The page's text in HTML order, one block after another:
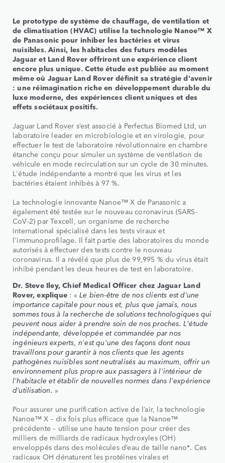
Le prototype de système de chauffage, de ventilation et
de climatisation (HVAC) utilise la technologie Nanoe™ X
de Panasonic pour inhiber les bactéries et virus
nuisibles. Ainsi, les habitacles des futurs modèles
Jaguar et Land Rover offriront une expérience client
encore plus unique. Cette étude est publiée au moment
même où Jaguar Land Rover définit sa stratégie d'avenir
: une réimagination riche en développement durable du
luxe moderne, des expériences client uniques et des
effets sociétaux positifs.
Jaguar Land Rover s’est associé à Perfectus Biomed Ltd, un
laboratoire leader en microbiologie et en virologie, pour
effectuer le test de laboratoire révolutionnaire en chambre
étanche conçu pour simuler un système de ventilation de
véhicule en mode recirculation sur un cycle de 30 minutes.
L'étude indépendante a montré que les virus et les
bactéries étaient inhibés à 97 %.
La technologie innovante Nanoe™ X de Panasonic a
également été testée sur le nouveau coronavirus (SARS-
CoV-2) par Texcell, un organisme de recherche
international spécialisé dans les tests viraux et
l'immunoprofilage. Il fait partie des laboratoires du monde
autorisés à effectuer des tests contre le nouveau
coronavirus. Il a révélé que plus de 99,995 % du virus était
inhibé pendant les deux heures de test en laboratoire.
Dr. Steve Iley, Chief Medical Officer chez Jaguar Land
Rover, explique : « Le bien-être de nos clients est d’une
importance capitale pour nous et, plus que jamais, nous
sommes tous à la recherche de solutions technologiques qui
peuvent nous aider à prendre soin de nos proches. L'étude
indépendante, développée et commandée par nos
ingénieurs experts, n'est qu'une des façons dont nous
travaillons pour garantir à nos clients que les agents
pathogènes nuisibles sont neutralisés au maximum, offrir un
environnement plus propre aux passagers à l'intérieur de
l'habitacle et établir de nouvelles normes dans l'expérience
d’utilisation. »
Pour assurer une purification active de l’air, la technologie
Nanoe™ X – dix fois plus efficace que la Nanoe™
précédente – utilise une haute tension pour créer des
milliers de milliards de radicaux hydroxyles (OH)
enveloppés dans des molécules d’eau de taille nano*. Ces
radicaux OH dénaturent les protéines virales et